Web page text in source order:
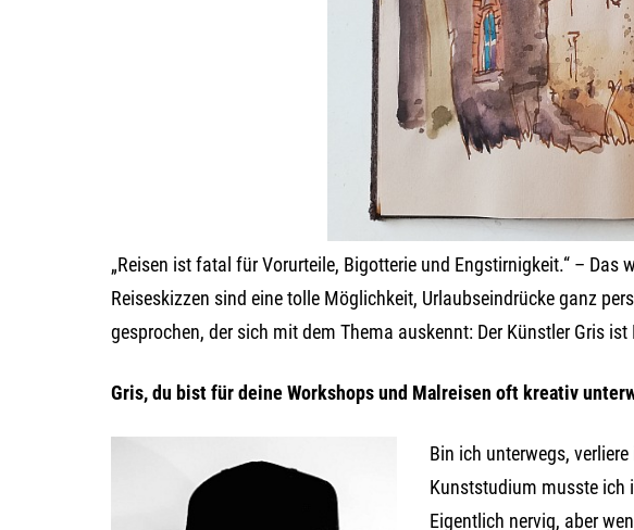
„Reisen ist fatal für Vorurteile, Bigotterie und Engstirnigkeit.“ –
Reiseskizzen sind eine tolle Möglichkeit, Urlaubseindrücke ganz
gesprochen, der sich mit dem Thema auskennt: Der Künstler Gris
Gris, du bist für deine Workshops und Malreisen oft kreativ
Bin ich unterwegs,
Kunststudium musste ich
Eigentlich nervig, aber